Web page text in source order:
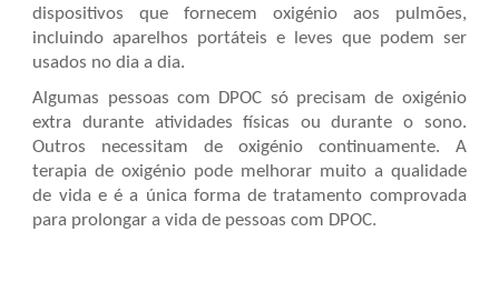
dispositivos que fornecem oxigénio aos pulmões,
incluindo aparelhos portáteis e leves que podem ser
usados no dia a dia.
Algumas pessoas com DPOC só precisam de oxigénio
extra durante atividades físicas ou durante o sono.
Outros necessitam de oxigénio continuamente. A
terapia de oxigénio pode melhorar muito a qualidade
de vida e é a única forma de tratamento comprovada
para prolongar a vida de pessoas com DPOC.